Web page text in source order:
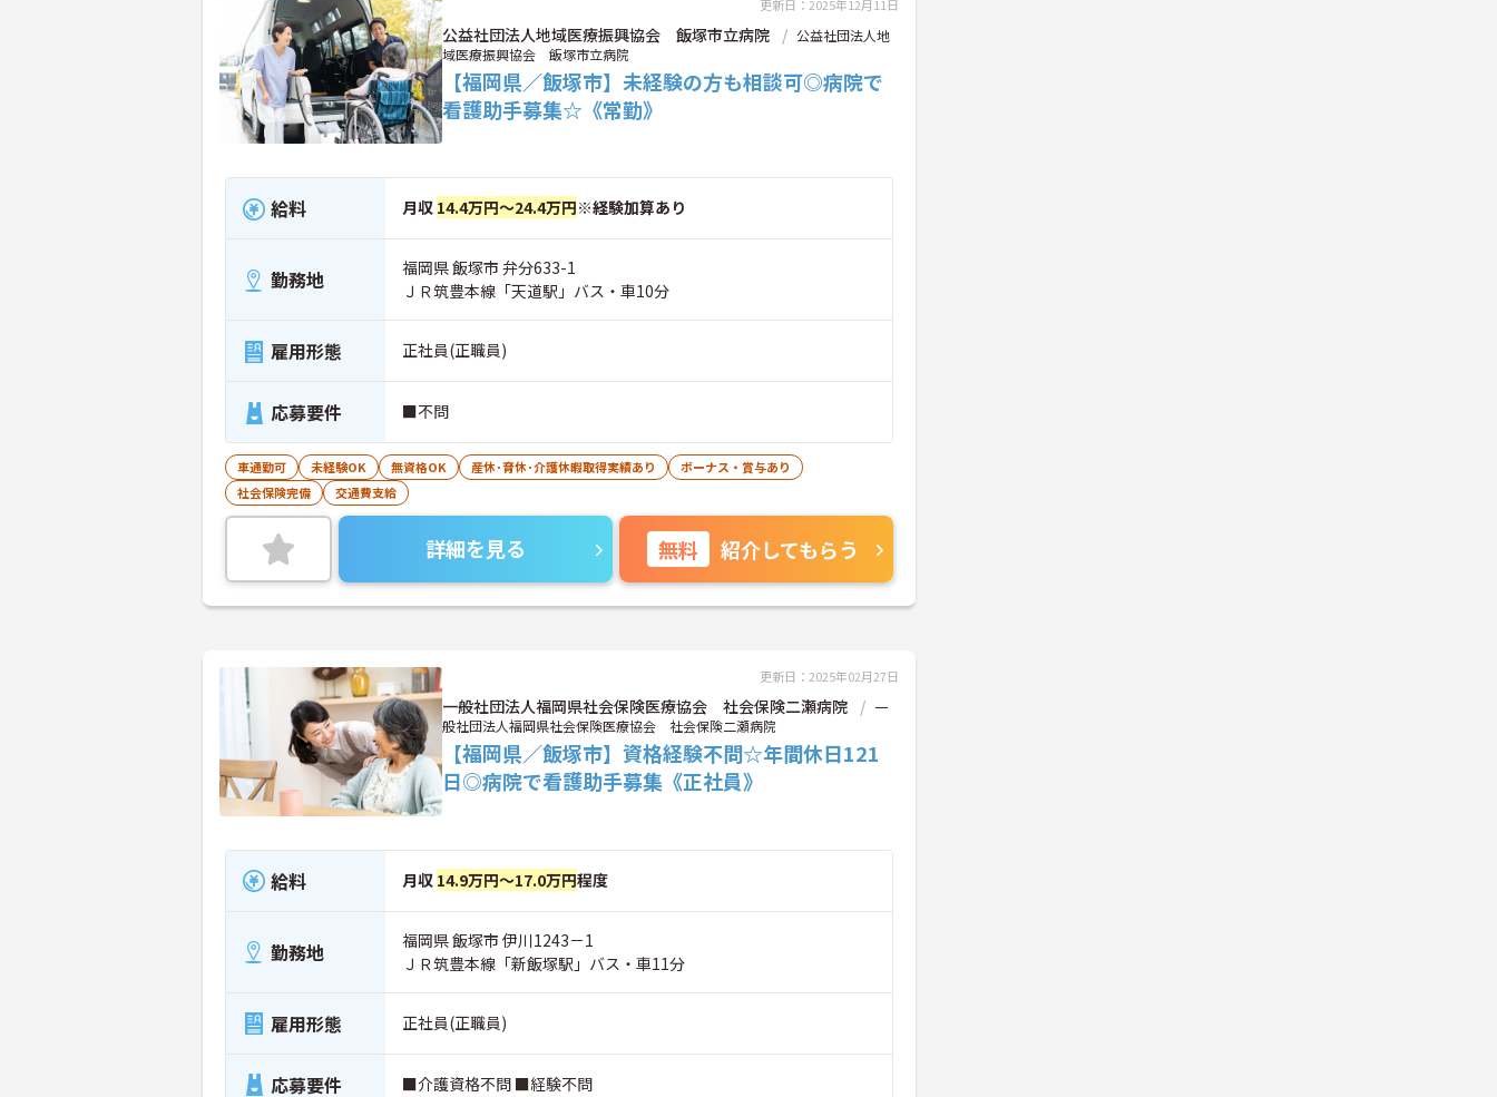
更新日：2025年12月11日
公益社団法人地域医療振興協会 飯塚市立病院
公益社団法人地
域医療振興協会 飯塚市立病院
【福岡県／飯塚市】未経験の方も相談可◎病院で
看護助手募集☆《常勤》
給料 月収 14.4万円～24.4万円※経験加算あり
勤務地
福岡県 飯塚市 弁分633-1
ＪＲ筑豊本線「天道駅」バス・車10分
雇用形態 正社員(正職員)
応募要件 ■不問
車通勤可 未経験OK 無資格OK 産休･育休･介護休暇取得実績あり
ボーナス・賞与あり
社会保険完備
交通費支給
詳細を見る 無料 紹介してもらう
更新日：2025年02月27日
一般社団法人福岡県社会保険医療協会 社会保険二瀬病院
一
般社団法人福岡県社会保険医療協会 社会保険二瀬病院
【福岡県／飯塚市】資格経験不問☆年間休日121
日◎病院で看護助手募集《正社員》
給料 月収 14.9万円～17.0万円程度
勤務地
福岡県 飯塚市 伊川1243－1
ＪＲ筑豊本線「新飯塚駅」バス・車11分
雇用形態 正社員(正職員)
応募要件 ■介護資格不問 ■経験不問